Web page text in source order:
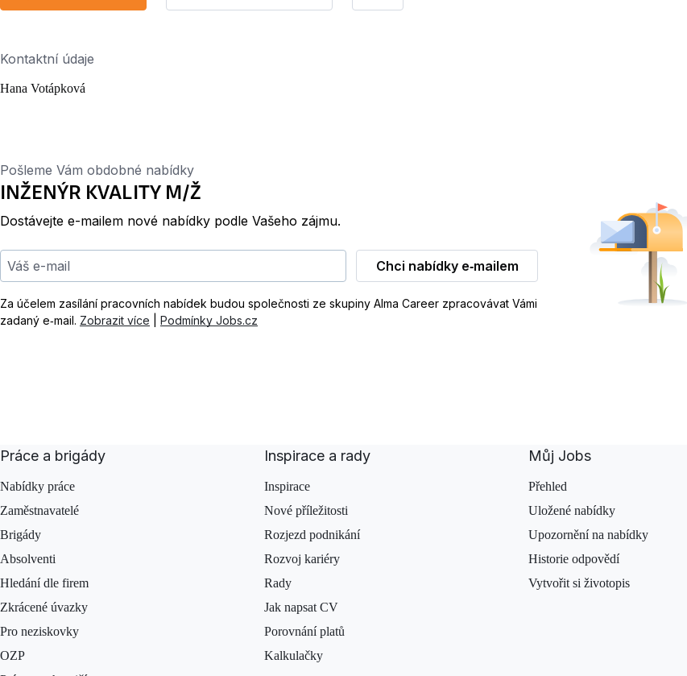
Kontaktní údaje
Hana Votápková
Pošleme Vám obdobné nabídky
INŽENÝR KVALITY M/Ž
Dostávejte e-mailem nové nabídky podle Vašeho zájmu.
Váš e-mail
Chci nabídky e‑mailem
Za účelem zasílání pracovních nabídek budou společnosti ze skupiny Alma Career zpracovávat Vámi
zadaný e‑mail. Zobrazit více Podmínky Jobs.cz
Práce a brigády
Nabídky práce
Zaměstnavatelé
Brigády
Absolventi
Hledání dle firem
Zkrácené úvazky
Pro neziskovky
OZP
Inspirace a rady
Inspirace
Nové příležitosti
Rozjezd podnikání
Rozvoj kariéry
Rady
Jak napsat CV
Porovnání platů
Kalkulačky
Můj Jobs
Přehled
Uložené nabídky
Upozornění na nabídky
Historie odpovědí
Vytvořit si životopis